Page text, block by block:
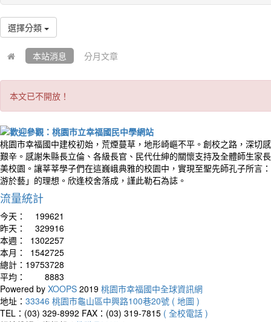
選擇分類
本站消息 分月文章
本文已不開放！
桃園市幸福國中建校初始，荒煙蔓草，地形崎嶇不平。創校之路，深切
艱辛。感謝朱縣長立倫、各級長官、民代仕紳的關懷支持及全體師生家
美校園。讓莘莘學子們在這巍峨典雅的校園中，實現至聖先師孔子所言
游於藝」的理想。欣逢校舍落成，謹此勒石為誌。
流量統計
今天：
199621
昨天：
329916
本週：
1302257
本月：
1542725
總計： 19753728
平均：
8883
Powered by XOOPS 2019 桃園市幸福國中全球資訊網
地址： 33346 桃園市龜山區中興路100巷20號 ( 地圖 )
TEL：(03) 329-8992 FAX：(03) 319-7815 ( 全校電話 )